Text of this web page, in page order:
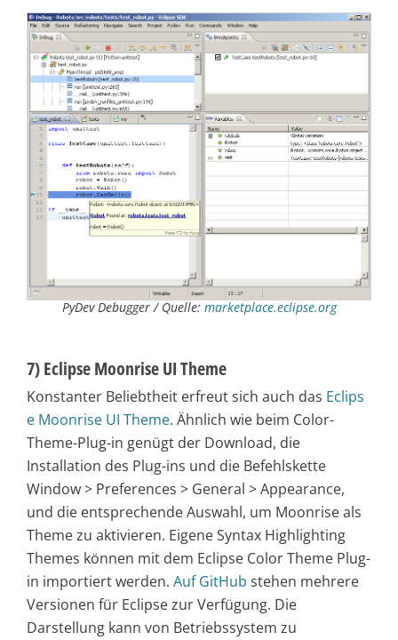
PyDev Debugger / Quelle: marketplace.eclipse.org
7) Eclipse Moonrise UI Theme
Konstanter Beliebtheit erfreut sich auch das Eclips
e Moonrise UI Theme. Ähnlich wie beim Color-
Theme-Plug-in genügt der Download, die
Installation des Plug-ins und die Befehlskette
Window > Preferences > General > Appearance,
und die entsprechende Auswahl, um Moonrise als
Theme zu aktivieren. Eigene Syntax Highlighting
Themes können mit dem Eclipse Color Theme Plug-
in importiert werden. Auf GitHub stehen mehrere
Versionen für Eclipse zur Verfügung. Die
Darstellung kann von Betriebssystem zu